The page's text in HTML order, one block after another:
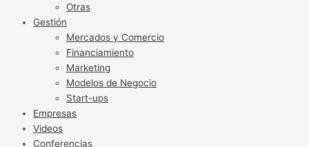
Otras
Gestión
Mercados y Comercio
Financiamiento
Marketing
Modelos de Negocio
Start-ups
Empresas
Videos
Conferencias